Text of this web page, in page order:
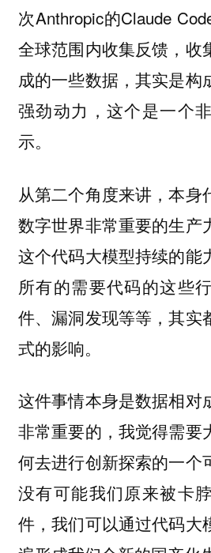
次Anthropic的Claude
全球范围内收集反馈，收
成的一些数据，其实是构
强劲动力，这个是一个
示。
从第二个角度来讲，本身
数字世界非常重要的生产
这个代码大模型持续的能
所有的需要代码的这些
件、漏洞发现等等，其实
式的影响。
这件事情本身是数据相对
非常重要的，我觉得需要
何去进行创新探索的一个
没有可能我们原来被卡
件，我们可以通过代码大